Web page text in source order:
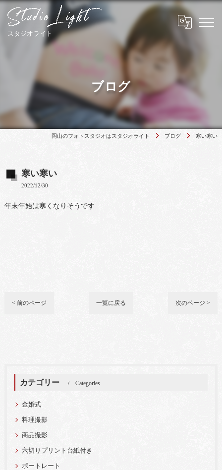
ブログ
岡山のフォトスタジオはスタジオライト ブログ 寒い寒い
寒い寒い
2022/12/30
年末年始は寒くなりそうです
< 前のページ 一覧に戻る 次のページ >
カテゴリー Categories
金婚式
料理撮影
商品撮影
六切りプリント台紙付き
ポートレート